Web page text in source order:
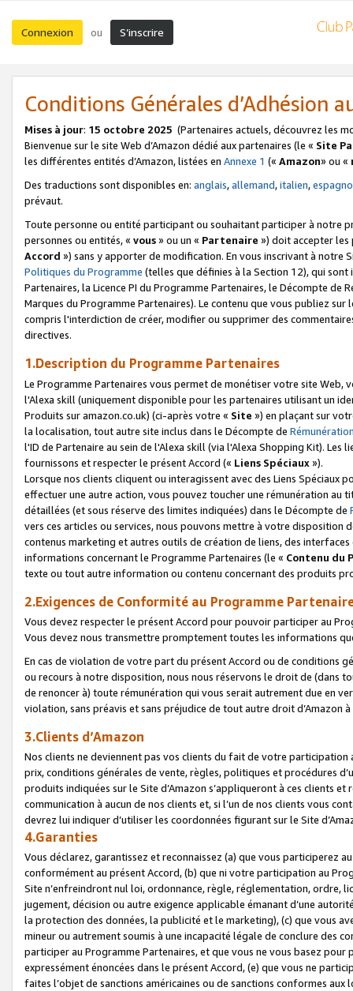
Connexion ou S’inscrire
Conditions Générales d’Adhésion
Mises à jour: 15 octobre 2025 (Partenaires actuels, découvrez les
Bienvenue sur le site Web d’Amazon dédié aux partenaires (le « Site
les différentes entités d’Amazon, listées en Annexe 1 (« Amazon» ou «
Des traductions sont disponibles en: anglais,allemand,italien,
prévaut.
Toute personne ou entité participant ou souhaitant participer à notre
personnes ou entités, « vous» ou un « Partenaire ») doit accepter les
Accord ») sans y apporter de modification. En vous inscrivant à notre
Politiques du Programme (telles que définies à la Section 12), qui
Partenaires, la Licence PI du Programme Partenaires, le Décompte de
Marques du Programme Partenaires). Le contenu que vous publiez
compris l'interdiction de créer, modifier ou supprimer des
directives.
1.Description du Programme Partenaires
Le Programme Partenaires vous permet de monétiser votre site Web,
l'Alexa skill (uniquement disponible pour les partenaires utilisant un
Produits sur amazon.co.uk) (ci-après votre « Site ») en plaçant sur
la localisation, tout autre site inclus dans le Décompte de
l'ID de Partenaire au sein de l'Alexa skill (via l'Alexa Shopping Kit).
fournissons et respecter le présent Accord (« Liens Spéciaux»).
Lorsque nos clients cliquent ou interagissent avec des Liens Spéciaux
effectuer une autre action, vous pouvez toucher une rémunération
détaillées (et sous réserve des limites indiquées) dans le Décompte de
vers ces articles ou services, nous pouvons mettre à votre disposition
contenus marketing et autres outils de création de liens, des
informations concernant le Programme Partenaires (le « Contenu du
texte ou tout autre information ou contenu concernant des produits
2.Exigences de Conformité au Programme
Vous devez respecter le présent Accord pour pouvoir participer au
Vous devez nous transmettre promptement toutes les informations
En cas de violation de votre part du présent Accord ou de conditions
ou recours à notre disposition, nous nous réservons le droit de (dans
de renoncer à) toute rémunération qui vous serait autrement due en
violation, sans préavis et sans préjudice de tout autre droit
3.Clients d’Amazon
Nos clients ne deviennent pas vos clients du fait de votre
prix, conditions générales de vente, règles, politiques et procédures
produits indiquées sur le Site d’Amazon s’appliqueront à ces clients
communication à aucun de nos clients et, si l’un de nos clients vous
devrez lui indiquer d’utiliser les coordonnées figurant sur le Site
4.Garanties
Vous déclarez, garantissez et reconnaissez (a) que vous participerez
conformément au présent Accord, (b) que ni votre participation au
Site n’enfreindront nul loi, ordonnance, règle, réglementation, ordre,
jugement, décision ou autre exigence applicable émanant d’une
la protection des données, la publicité et le marketing), (c) que vous
mineur ou autrement soumis à une incapacité légale de conclure des
participer au Programme Partenaires, et que vous ne vous basez
expressément énoncées dans le présent Accord, (e) que vous ne
faites l’objet de sanctions américaines ou de sanctions conformes